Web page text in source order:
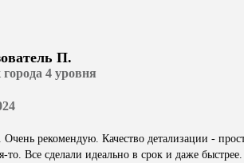
П.
города 4 уровня
рекомендую. Качество детализации -
то. Все сделали идеально в срок и даже быстрее.